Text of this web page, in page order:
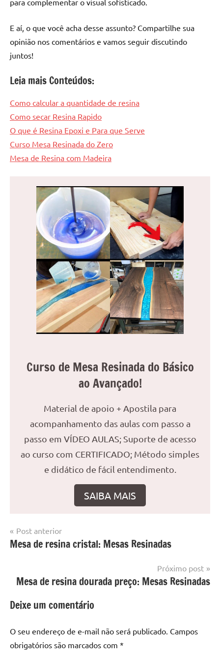
E aí, o que você acha desse assunto? Compartilhe sua
opinião nos comentários e vamos seguir discutindo
juntos!
Leia mais Conteúdos:
Como calcular a quantidade de resina
Como secar Resina Rapido
O que é Resina Epoxi e Para que Serve
Curso Mesa Resinada do Zero
Mesa de Resina com Madeira
Curso de Mesa Resinada do Básico
ao Avançado!
Material de apoio + Apostila para
acompanhamento das aulas com passo a
passo em VÍDEO AULAS; Suporte de acesso
ao curso com CERTIFICADO; Método simples
e didático de fácil entendimento.
SAIBA MAIS
Marcado
com
resina,
com
epoxi
Mesa
resinada
Navegação
de
Post anterior
Mesa de resina cristal: Mesas Resinadas
Próximo post
Mesa de resina dourada preço: Mesas Resinadas
Deixe um comentário
O seu endereço de e-mail não será publicado. Campos
obrigatórios são marcados com *